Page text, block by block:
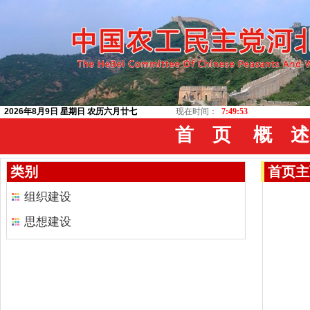
2026年8月9日 星期日 农历六月廿七 现在时间： 7:49:54
首 页 概 述
类别
组织建设
思想建设
首页